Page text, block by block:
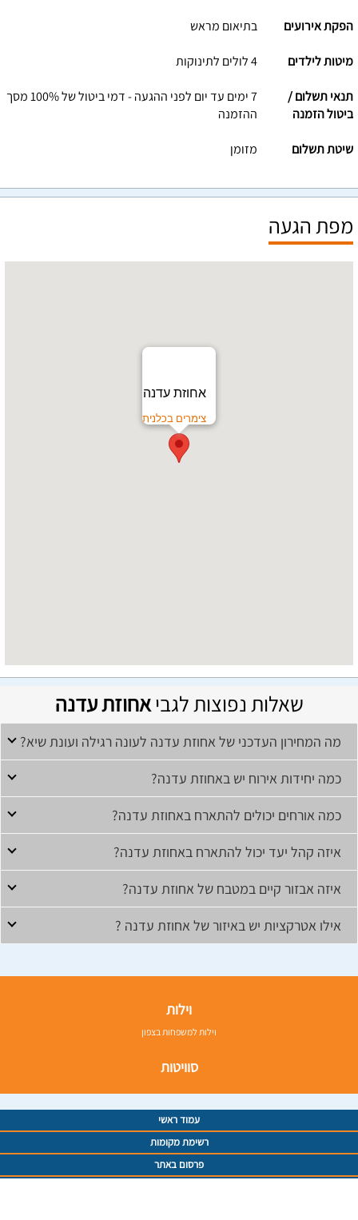
הפקת אירועים בתיאום מראש
מיטות לילדים 4 לולים לתינוקות
תנאי תשלום /
ביטול הזמנה
7 ימים עד יום לפני ההגעה - דמי ביטול של 100% מסך
ההזמנה
שיטת תשלום מזומן
מפת הגעה
אחוזת עדנה
צימרים בכלנית
שאלות נפוצות לגביאחוזת עדנה
מה המחירון העדכני של אחוזת עדנה לעונה רגילה ועונת שיא?
כמה יחידות אירוח יש באחוזת עדנה?
כמה אורחים יכולים להתארח באחוזת עדנה?
איזה קהל יעד יכול להתארח באחוזת עדנה?
איזה אבזור קיים במטבח של אחוזת עדנה?
אילו אטרקציות יש באיזור של אחוזת עדנה ?
וילות
וילות למשפחות בצפון
סוויטות
עמוד ראשי
רשימת מקומות
פרסום באתר